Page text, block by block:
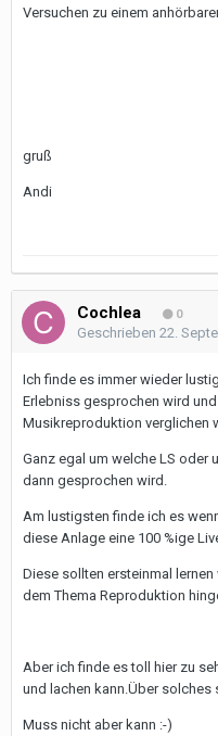
Versuchen zu einem
gruß
Andi
Cochlea 0
Geschrieben 22.
Ich finde es immer wieder
Erlebniss gesprochen wird
Musikreproduktion verglichen
Ganz egal um welche LS oder
dann gesprochen wird.
Am lustigsten finde ich es
diese Anlage eine 100 %ige
Diese sollten ersteinmal
dem Thema Reproduktion
Aber ich finde es toll hier zu
und lachen kann.Über
Muss nicht aber kann :-)